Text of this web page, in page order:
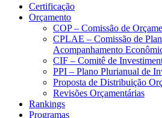
Certificação
Orçamento
COP – Comissão de
CPLAE – Comissão de
Acompanhamento
CIF – Comitê de
PPI – Plano Plurianual de
Proposta de Distribuição
Revisões Orçamentárias
Rankings
Programas